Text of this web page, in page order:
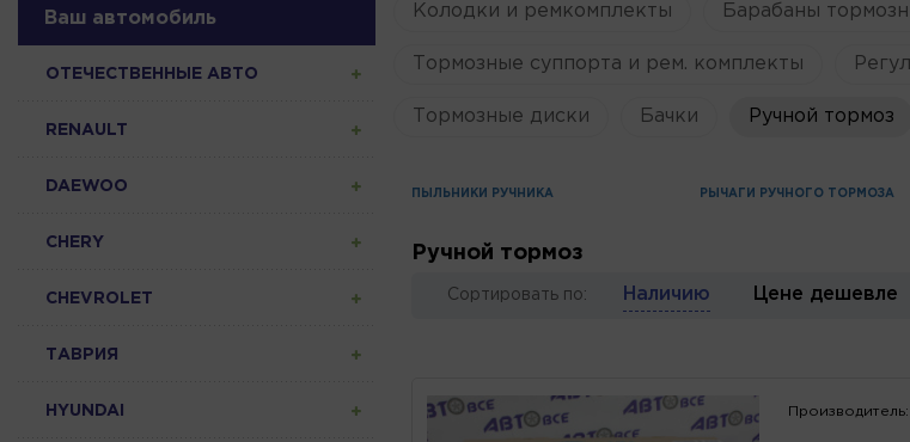
Ваш автомобиль
ОТЕЧЕСТВЕННЫЕ АВТО
RENAULT
DAEWOO
CHERY
CHEVROLET
ТАВРИЯ
HYUNDAI
Колодки и ремкомплекты Барабаны
Тормозные суппорта и рем. комплекты
Тормозные диски Бачки Ручной тормоз
ПЫЛЬНИКИ РУЧНИКА РЫЧАГИ РУЧНОГО ТОРМОЗА
Ручной тормоз
Сортировать по: Наличию Цене дешевле
Производитель: